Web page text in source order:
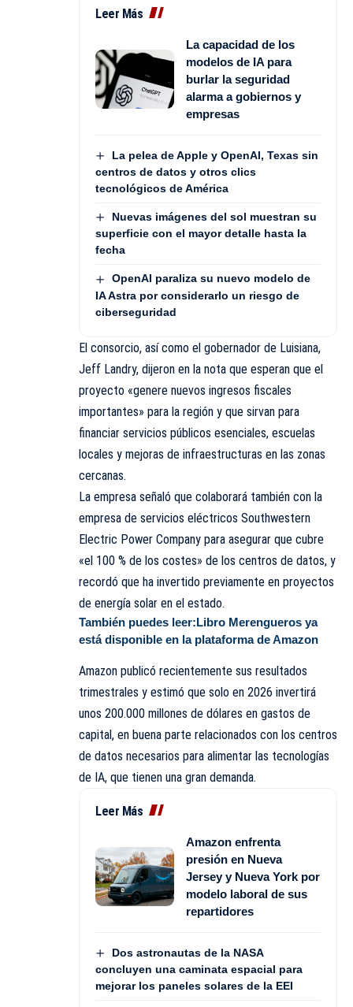
Leer Más
La capacidad de los
modelos de IA para
burlar la seguridad
alarma a gobiernos y
empresas
La pelea de Apple y OpenAI, Texas sin
centros de datos y otros clics
tecnológicos de América
Nuevas imágenes del sol muestran su
superficie con el mayor detalle hasta la
fecha
OpenAI paraliza su nuevo modelo de
IA Astra por considerarlo un riesgo de
ciberseguridad
El consorcio, así como el gobernador de Luisiana,
Jeff Landry, dijeron en la nota que esperan que el
proyecto «genere nuevos ingresos fiscales
importantes» para la región y que sirvan para
financiar servicios públicos esenciales, escuelas
locales y mejoras de infraestructuras en las zonas
cercanas.
La empresa señaló que colaborará también con la
empresa de servicios eléctricos Southwestern
Electric Power Company para asegurar que cubre
«el 100 % de los costes» de los centros de datos, y
recordó que ha invertido previamente en proyectos
de energía solar en el estado.
También puedes leer:Libro Merengueros ya
está disponible en la plataforma de Amazon
Amazon publicó recientemente sus resultados
trimestrales y estimó que solo en 2026 invertirá
unos 200.000 millones de dólares en gastos de
capital, en buena parte relacionados con los centros
de datos necesarios para alimentar las tecnologías
de IA, que tienen una gran demanda.
Leer Más
Amazon enfrenta
presión en Nueva
Jersey y Nueva York por
modelo laboral de sus
repartidores
Dos astronautas de la NASA
concluyen una caminata espacial para
mejorar los paneles solares de la EEI